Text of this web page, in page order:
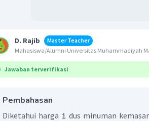
D. Rajib
Master Teacher
Mahasiswa/Alumni Universitas Muhammadiyah
Jawaban terverifikasi
Pembahasan
Diketahui harga dus minuman